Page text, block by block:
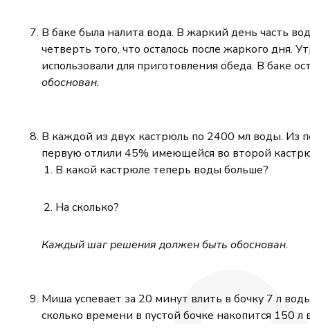
В баке была налита вода. В жаркий день часть
четверть того, что осталось после жаркого
использовали для приготовления обеда. В баке
обоснован.
В каждой из двух кастрюль по 2400 мл воды. Из
первую отлили 45% имеющейся во второй
В какой кастрюле теперь воды больше?
На сколько?
Каждый шаг решения должен быть обоснован.
Миша успевает за 20 минут влить в бочку 7 л
сколько времени в пустой бочке накопится 150 л